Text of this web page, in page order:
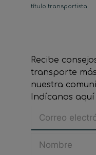
título transportista
Recibe
transporte
nuestra
Indícanos